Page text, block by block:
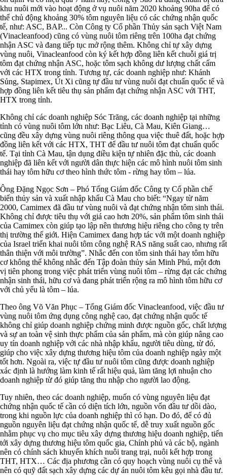
khu nuôi mới vào hoạt động ở vụ nuôi năm 2020 khoảng 90ha để có
thể chủ động khoảng 30% tôm nguyên liệu có các chứng nhận quốc
tế, như: ASC, BAP... Còn Công ty Cổ phần Thủy sản sạch Việt Nam
(Vinacleanfood) cũng có vùng nuôi tôm riêng trên 100ha đạt chứng
nhận ASC và đang tiếp tục mở rộng thêm. Không chỉ tự xây dựng
vùng nuôi, Vinacleanfood còn ký kết hợp đồng liên kết chuỗi giá trị
tôm đạt chứng nhận ASC, hoặc tôm sạch không dư lượng chất cấm
với các HTX trong tỉnh. Tương tự, các doanh nghiệp như: Khánh
Sủng, Stapimex, Út Xi cũng tự đầu tư vùng nuôi đạt chuẩn quốc tế và
hợp đồng liên kết tiêu thụ sản phẩm đạt chứng nhận ASC với THT,
HTX trong tỉnh.
Không chỉ các doanh nghiệp Sóc Trăng, các doanh nghiệp tại những
tỉnh có vùng nuôi tôm lớn như: Bạc Liêu, Cà Mau, Kiên Giang…
cũng đều xây dựng vùng nuôi riêng thông qua việc thuê đất, hoặc hợp
đồng liên kết với các HTX, THT để đầu tư nuôi tôm đạt chuẩn quốc
tế. Tại tỉnh Cà Mau, tận dụng điều kiện tự nhiên đặc thù, các doanh
nghiệp đã liên kết với người dân thực hiện các mô hình nuôi tôm sinh
thái hay tôm hữu cơ theo hình thức tôm - rừng hay tôm – lúa.
Ông Đặng Ngọc Sơn – Phó Tổng Giám đốc Công ty Cổ phần chế
biến thủy sản và xuất nhập khẩu Cà Mau cho biết: “Ngay từ năm
2000, Camimex đã đầu tư vùng nuôi và đạt chứng nhận tôm sinh thái.
Không chỉ được tiêu thụ với giá cao hơn 20%, sản phẩm tôm sinh thái
của Camimex còn giúp tạo lập nên thương hiệu riêng cho công ty trên
thị trường thế giới. Hiện Camimex đang hợp tác với một doanh nghiệp
của Israel triển khai nuôi tôm công nghệ RAS năng suất cao, nhưng rất
thân thiện với môi trường”. Nhắc đến con tôm sinh thái hay tôm hữu
cơ không thể không nhắc đến Tập đoàn thủy sản Minh Phú, một đơn
vị tiên phong trong việc phát triển vùng nuôi tôm – rừng đạt các chứng
nhận sinh thái, hữu cơ và đang phát triển rộng ra mô hình tôm hữu cơ
với chủ yếu là tôm – lúa.
Theo ông Võ Văn Phục – Tổng Giám đốc Vinacleanfood, việc đầu tư
vùng nuôi tôm ứng dụng công nghệ cao, đạt chứng nhận quốc tế
không chỉ giúp doanh nghiệp chứng minh được nguồn gốc, chất lượng
và sự an toàn vệ sinh thực phẩm của sản phẩm, mà còn giúp nâng cao
uy tín doanh nghiệp với các nhà nhập khẩu, người tiêu dùng, từ đó,
giúp cho việc xây dựng thương hiệu tôm của doanh nghiệp ngày một
tốt hơn. Ngoài ra, việc tự đầu tư nuôi tôm cũng được doanh nghiệp
xác định là hướng làm kinh tế rất hiệu quả, làm tăng lợi nhuận cho
doanh nghiệp từ đó giúp tăng thu nhập cho người lao động.
Tuy nhiên, theo các doanh nghiệp, muốn có vùng nguyên liệu đạt
chứng nhận quốc tế cần có diện tích lớn, nguồn vốn đầu tư dồi dào,
trong khi nguồn lực của doanh nghiệp thì có hạn. Do đó, để có đủ
nguồn nguyên liệu đạt chứng nhận quốc tế, dễ truy xuất nguồn gốc
nhằm phục vụ cho mục tiêu xây dựng thương hiệu doanh nghiệp, tiến
tới xây dựng thương hiệu tôm quốc gia, Chính phủ và các bộ, ngành
nên có chính sách khuyến khích nuôi trang trại, nuôi kết hợp trong
THT, HTX… Các địa phương cần có quy hoạch vùng nuôi cụ thể và
nên có quỹ đất sạch xây dựng các dự án nuôi tôm kêu gọi nhà đầu tư.